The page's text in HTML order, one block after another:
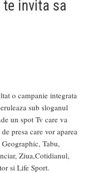
te invita sa
o campanie integrata
sub sloganul
un spot Tv care va
presa care vor aparea
Tabu,
Ziua,Cotidianul,
si Life Sport.